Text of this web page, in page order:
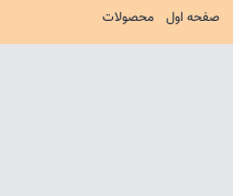
صفحه اول محصولات